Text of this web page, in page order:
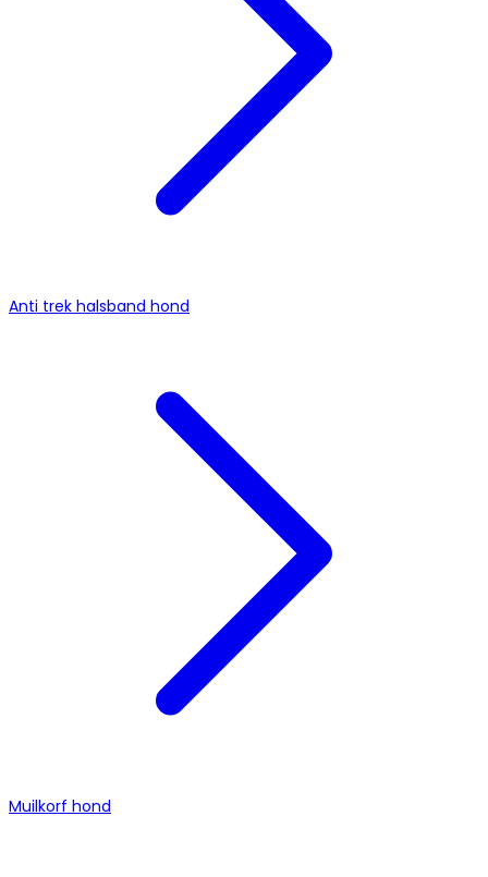
Anti trek halsband hond
Muilkorf hond